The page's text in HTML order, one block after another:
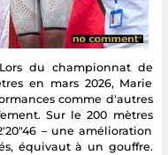
du championnat de
en mars 2026, Marie
comme d'autres
Sur le 200 mètres
– une amélioration
équivaut à un gouffre.